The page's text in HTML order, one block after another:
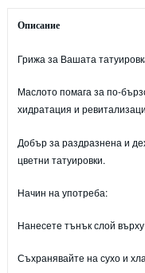
Описание
Грижа за Вашата
Маслото помага за по-
хидратация и
Добър за раздразнена и
цветни татуировки.
Начин на употреба:
Нанесете тънък слой
Съхранявайте на сухо и